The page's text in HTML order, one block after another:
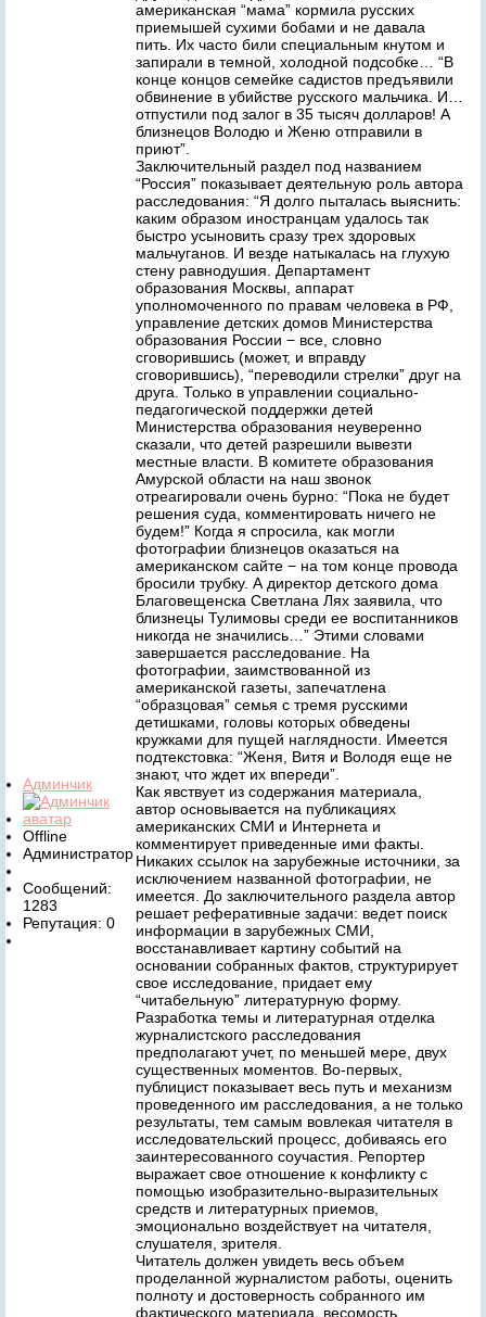
Админчик
Offline
Администратор
Сообщений:
1283
Репутация: 0
американская “мама” кормила русских
приемышей сухими бобами и не давала
пить. Их часто били специальным кнутом и
запирали в темной, холодной подсобке… “В
конце концов семейке садистов предъявили
обвинение в убийстве русского мальчика. И…
отпустили под залог в 35 тысяч долларов! А
близнецов Володю и Женю отправили в
приют”.
Заключительный раздел под названием
“Россия” показывает деятельную роль автора
расследования: “Я долго пыталась выяснить:
каким образом иностранцам удалось так
быстро усыновить сразу трех здоровых
мальчуганов. И везде натыкалась на глухую
стену равнодушия. Департамент
образования Москвы, аппарат
уполномоченного по правам человека в РФ,
управление детских домов Министерства
образования России − все, словно
сговорившись (может, и вправду
сговорившись), “переводили стрелки” друг на
друга. Только в управлении социально-
педагогической поддержки детей
Министерства образования неуверенно
сказали, что детей разрешили вывезти
местные власти. В комитете образования
Амурской области на наш звонок
отреагировали очень бурно: “Пока не будет
решения суда, комментировать ничего не
будем!” Когда я спросила, как могли
фотографии близнецов оказаться на
американском сайте − на том конце провода
бросили трубку. А директор детского дома
Благовещенска Светлана Лях заявила, что
близнецы Тулимовы среди ее воспитанников
никогда не значились…” Этими словами
завершается расследование. На
фотографии, заимствованной из
американской газеты, запечатлена
“образцовая” семья с тремя русскими
детишками, головы которых обведены
кружками для пущей наглядности. Имеется
подтекстовка: “Женя, Витя и Володя еще не
знают, что ждет их впереди”.
Как явствует из содержания материала,
автор основывается на публикациях
американских СМИ и Интернета и
комментирует приведенные ими факты.
Никаких ссылок на зарубежные источники, за
исключением названной фотографии, не
имеется. До заключительного раздела автор
решает реферативные задачи: ведет поиск
информации в зарубежных СМИ,
восстанавливает картину событий на
основании собранных фактов, структурирует
свое исследование, придает ему
“читабельную” литературную форму.
Разработка темы и литературная отделка
журналистского расследования
предполагают учет, по меньшей мере, двух
существенных моментов. Во-первых,
публицист показывает весь путь и механизм
проведенного им расследования, а не только
результаты, тем самым вовлекая читателя в
исследовательский процесс, добиваясь его
заинтересованного соучастия. Репортер
выражает свое отношение к конфликту с
помощью изобразительно-выразительных
средств и литературных приемов,
эмоционально воздействует на читателя,
слушателя, зрителя.
Читатель должен увидеть весь объем
проделанной журналистом работы, оценить
полноту и достоверность собранного им
фактического материала, весомость